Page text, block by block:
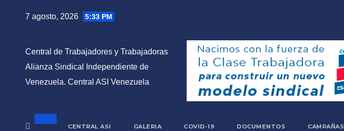
7 agosto, 2026 5:33 PM
Central de Trabajadores y Trabajadoras
Alianza Sindical Independiente de
Venezuela. Central ASI Venezuela
CENTRAL ASI GALERIA COVID-19 DOCUMENTOS CAMPAÑAS